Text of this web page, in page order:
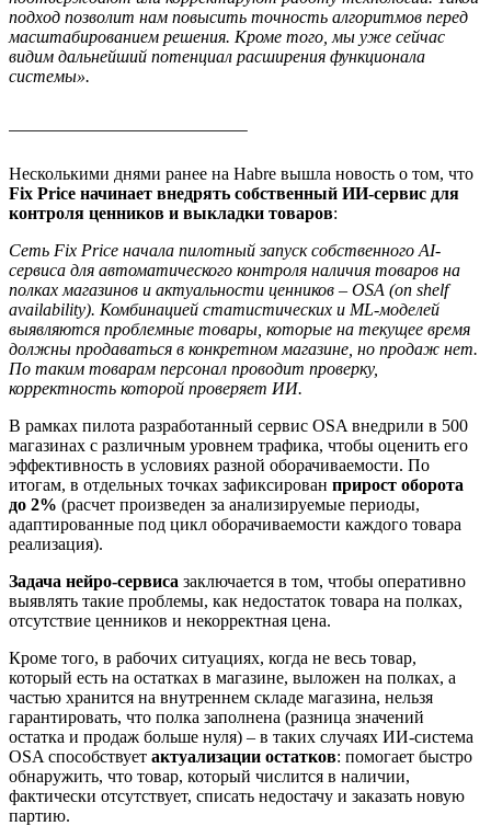
подход позволит нам повысить точность алгоритмов перед
масштабированием решения. Кроме того, мы уже сейчас
видим дальнейший потенциал расширения функционала
системы».
Несколькими днями ранее на Habrе вышла новость о том, что
Fix Price начинает внедрять собственный ИИ-сервис для
контроля ценников и выкладки товаров:
Сеть Fix Price начала пилотный запуск собственного AI-
сервиса для автоматического контроля наличия товаров на
полках магазинов и актуальности ценников – OSA (on shelf
availability). Комбинацией статистических и ML-моделей
выявляются проблемные товары, которые на текущее время
должны продаваться в конкретном магазине, но продаж нет.
По таким товарам персонал проводит проверку,
корректность которой проверяет ИИ.
В рамках пилота разработанный сервис OSA внедрили в 500
магазинах с различным уровнем трафика, чтобы оценить его
эффективность в условиях разной оборачиваемости. По
итогам, в отдельных точках зафиксирован прирост оборота
до 2% (расчет произведен за анализируемые периоды,
адаптированные под цикл оборачиваемости каждого товара
реализация).
Задача нейро-сервиса заключается в том, чтобы оперативно
выявлять такие проблемы, как недостаток товара на полках,
отсутствие ценников и некорректная цена.
Кроме того, в рабочих ситуациях, когда не весь товар,
который есть на остатках в магазине, выложен на полках, а
частью хранится на внутреннем складе магазина, нельзя
гарантировать, что полка заполнена (разница значений
остатка и продаж больше нуля) – в таких случаях ИИ-система
OSA способствует актуализации остатков: помогает быстро
обнаружить, что товар, который числится в наличии,
фактически отсутствует, списать недостачу и заказать новую
партию.